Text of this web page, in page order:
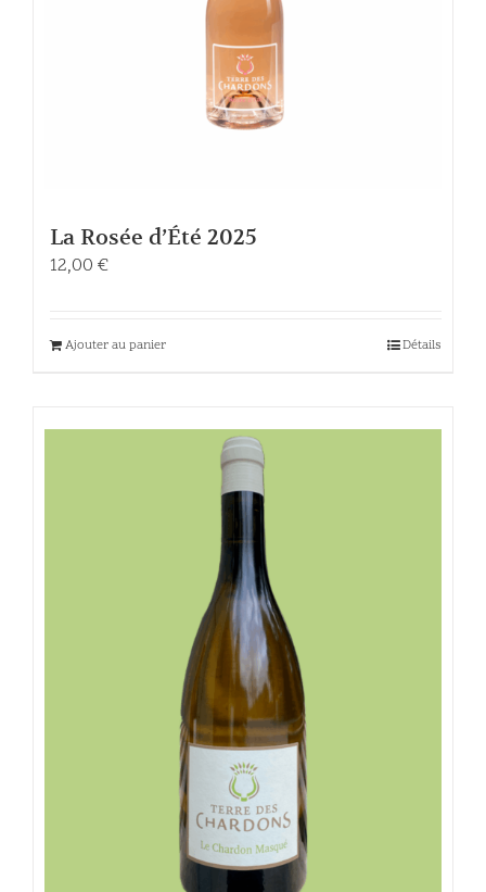
La Rosée d’Été 2025
12,00 €
Ajouter au panier Détails